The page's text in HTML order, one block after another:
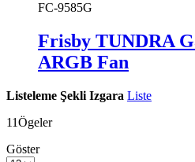
FC-9585G
Frisby TUNDRA
ARGB Fan
Listeleme Şekli Izgara Liste
11Ögeler
Göster